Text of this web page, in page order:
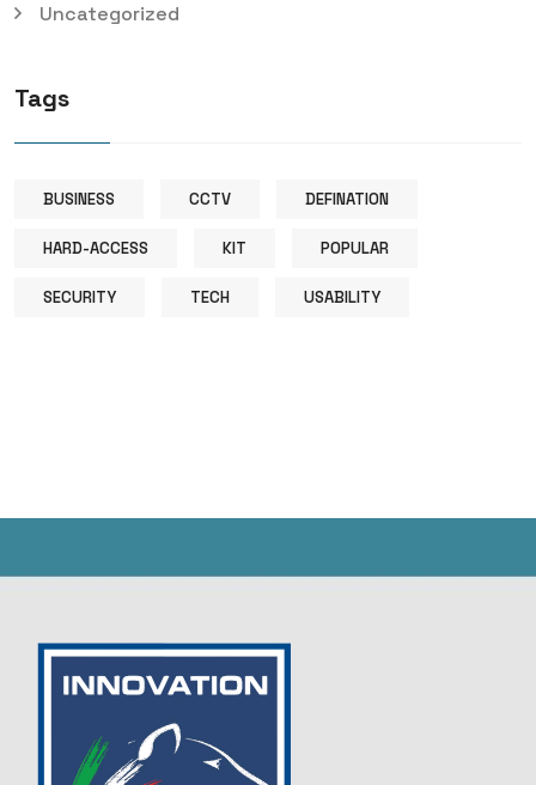
Uncategorized
Tags
BUSINESS CCTV DEFINATION
HARD-ACCESS KIT POPULAR
SECURITY TECH USABILITY